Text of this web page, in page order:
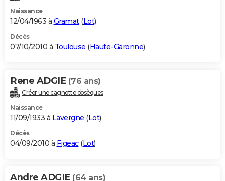
Naissance
12/04/1963 à Gramat(Lot)
Décès
07/10/2010 à Toulouse (Haute-Garonne)
Rene ADGIE (76 ans)
Créer une cagnotte obsèques
Naissance
11/09/1933 à Lavergne (Lot)
Décès
04/09/2010 à Figeac(Lot)
Andre ADGIE (64 ans)